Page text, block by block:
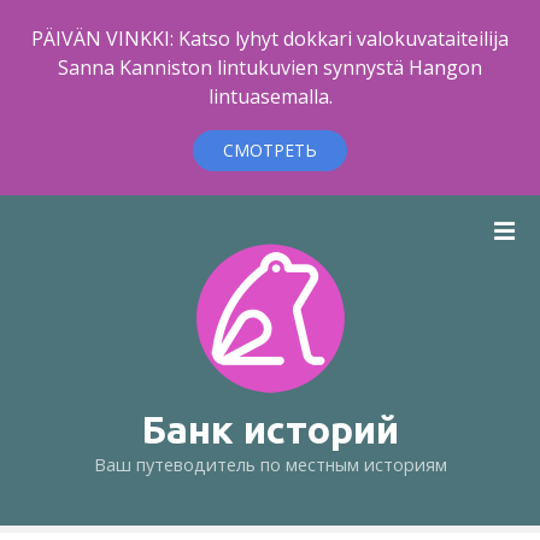
PÄIVÄN VINKKI: Katso lyhyt dokkari valokuvataiteilija
Sanna Kanniston lintukuvien synnystä Hangon
lintuasemalla.
СМОТРЕТЬ
е
Банк историй
Ваш путеводитель по местным историям